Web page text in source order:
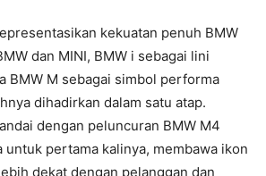
kekuatan penuh BMW
dan MINI, BMW i sebagai lini
BMW M sebagai simbol performa
dihadirkan dalam satu atap.
dengan peluncuran BMW M4
untuk pertama kalinya, membawa ikon
dekat dengan pelanggan dan